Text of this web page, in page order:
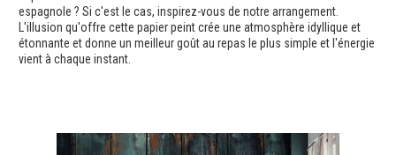
espagnole ? Si c'est le cas, inspirez-vous de notre arrangement.
L'illusion qu'offre cette papier peint crée une atmosphère idyllique et
étonnante et donne un meilleur goût au repas le plus simple et l'énergie
vient à chaque instant.